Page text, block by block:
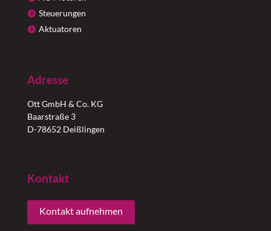
Steuerungen
Aktuatoren
Adresse
Ott GmbH & Co. KG
Baarstraße 3
D-78652 Deißlingen
Kontakt
Kontakt aufnehmen